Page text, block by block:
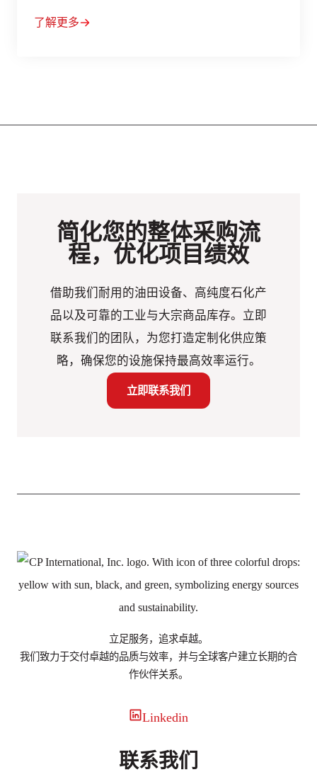
了解更多
简化您的整体采购流
程，优化项目绩效
借助我们耐用的油田设备、高纯度石化产
品以及可靠的工业与大宗商品库存。立即
联系我们的团队，为您打造定制化供应策
略，确保您的设施保持最高效率运行。
立即联系我们
立足服务，追求卓越。
我们致力于交付卓越的品质与效率，并与全球客户建立长期的合
作伙伴关系。
Linkedin
联系我们